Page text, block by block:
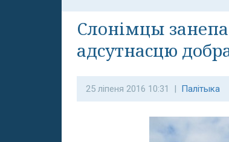
Слонімцы
адсутнасцю
25 ліпеня 2016 10:31 | Палітыка